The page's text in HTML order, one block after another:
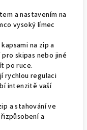
a nastavením na
vysoký límec
na zip a
skipas nebo jiné
po ruce.
rychlou regulaci
intenzitě vaší
a stahování ve
a